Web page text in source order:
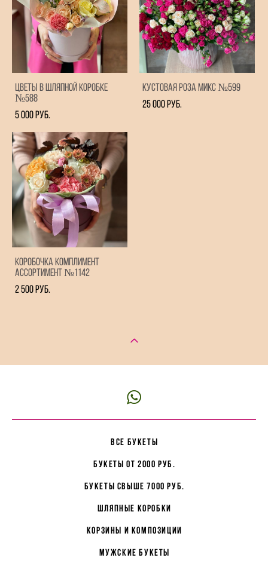
Цветы в шляпной коробке
№588
5 000 pуб.
Кустовая роза микс №599
25 000 pуб.
Коробочка комплимент
ассортимент №1142
2 500 pуб.
все букеты
букеты от 2000 руб.
букеты свыше 7000 руб.
Шляпные коробки
корзины и композиции
мужские букеты